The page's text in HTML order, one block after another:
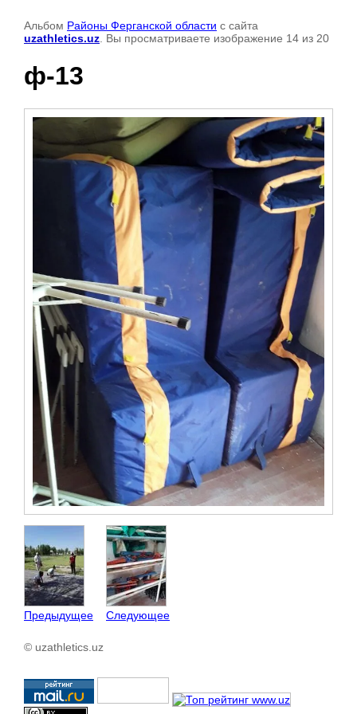
Альбом Районы Ферганской области с сайта
uzathletics.uz . Вы просматриваете изображение 14 из 20
ф-13
Предыдущее Следующее
© uzathletics.uz